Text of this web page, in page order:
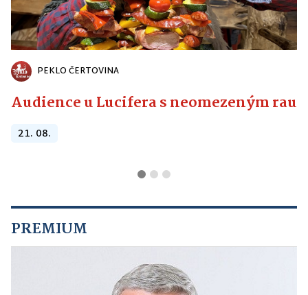
PEKLO ČERTOVINA
Audience u Lucifera s neomezeným
21. 08.
PREMIUM